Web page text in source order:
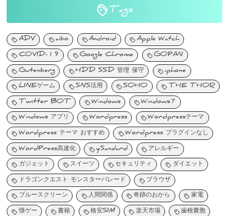
Tags
ADV aibo Android Apple Watch
COVID-19 Google Chrome GOPAN
Gutenberg HDD SSD 管理 保守 iphone
LINEゲーム SNS活用 SOHO THE THOR
Twitter BOT Windows Windows7
Windows アプリ Wordpress Wordpressテーマ
Wordpress テーマ おすすめ Wordpress プラグインなし
WordPress高速化 ySandard アレルギー
ガジェット スイーツ セキュリティ ダイエット
ドラゴンクエスト モンスターパレード ブラウザ
ブルースクリーン 人間関係 奇跡のおから 家電
懐ゲー 書籍 格安SIM 楽天市場 歯根嚢胞